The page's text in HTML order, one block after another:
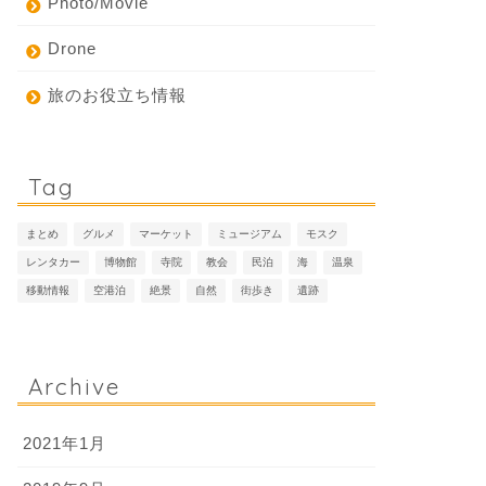
Drone
旅のお役立ち情報
Tag
まとめ グルメ マーケット ミュージアム モスク
レンタカー 博物館 寺院 教会 民泊 海 温泉
移動情報 空港泊 絶景 自然 街歩き 遺跡
Archive
2021年1月